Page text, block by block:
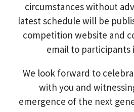
circumstances without
latest schedule will be
competition website and
email to participants
We look forward to
with you and
emergence of the next